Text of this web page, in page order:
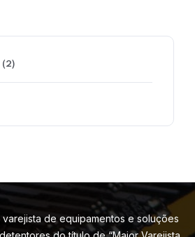
(2)
de equipamentos e soluções